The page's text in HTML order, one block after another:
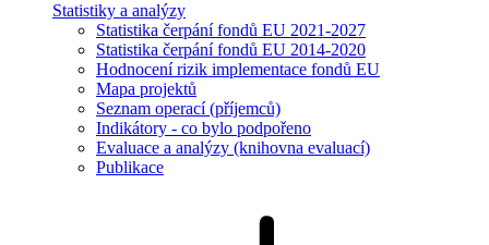
Statistiky a analýzy
Statistika čerpání fondů EU 2021-2027
Statistika čerpání fondů EU 2014-2020
Hodnocení rizik implementace fondů EU
Mapa projektů
Seznam operací (příjemců)
Indikátory - co bylo podpořeno
Evaluace a analýzy (knihovna evaluací)
Publikace